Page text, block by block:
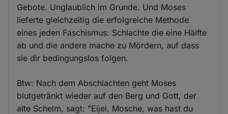
Gebote. Unglaublich im Grunde. Und Moses
lieferte gleichzeitig die erfolgreiche Methode
eines jeden Faschismus: Schlachte die eine Hälfte
ab und die andere mache zu Mördern, auf dass
sie dir bedingungslos folgen.
Btw: Nach dem Abschlachten geht Moses
blutgetränkt wieder auf den Berg und Gott, der
alte Schelm, sagt: "Eijei, Mosche, was hast du